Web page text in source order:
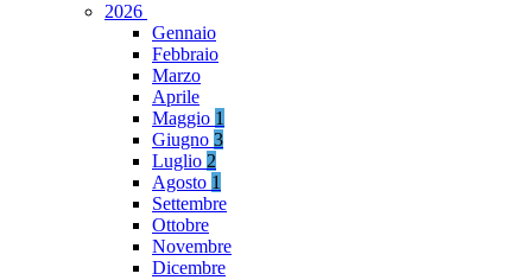
2026
Gennaio
Febbraio
Marzo
Aprile
Maggio 1
Giugno 3
Luglio 2
Agosto 1
Settembre
Ottobre
Novembre
Dicembre